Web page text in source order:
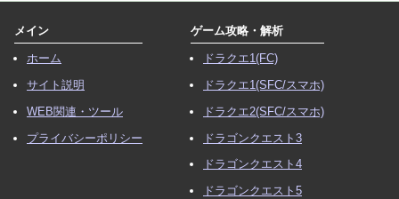
メイン
ホーム
サイト説明
WEB関連・ツール
プライバシーポリシー
ゲーム攻略・解析
ドラクエ1(FC)
ドラクエ1(SFC/スマホ)
ドラクエ2(SFC/スマホ)
ドラゴンクエスト3
ドラゴンクエスト4
ドラゴンクエスト5